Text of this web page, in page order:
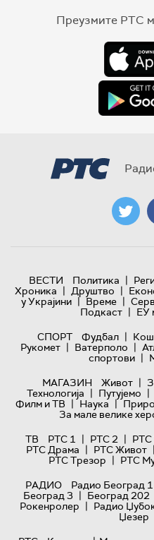
Преузмите РТС
ВЕСТИ Политика |
Хроника | Друштво |
у Украјини | Време |
Подкаст | ЕУ
СПОРТ
Фудбал |
Рукомет | Ватерполо |
спортови |
МАГАЗИН
Живот |
Технологијa | Путујемо |
Филм и ТВ | Наука |
За мале велике
ТВ
РТС 1 | РТС 2 | РТС
РТС Драма | РТС Живот |
РТС Трезор | РТС
РАДИО
Радио Београд 1
Београд 3 | Београд 202
Рокенролер | Радио
Џезер